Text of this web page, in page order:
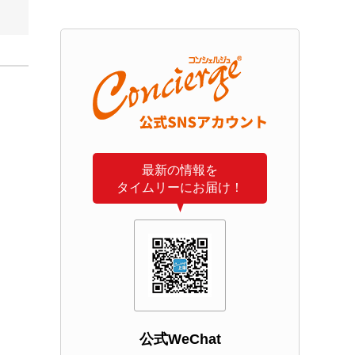
最新の情報を
タイムリーにお届け！
公式WeChat